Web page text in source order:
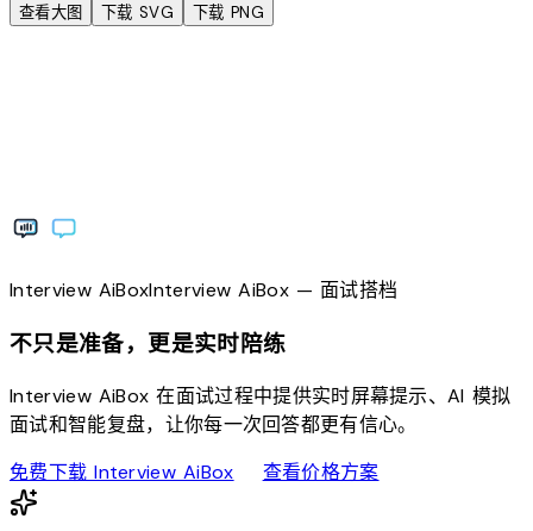
查看大图 下载 SVG 下载 PNG
Interview AiBoxInterviewAiBox— 面试搭档
不只是准备，更是实时陪练
Interview AiBox 在面试过程中提供实时屏幕提示、AI 模拟
面试和智能复盘，让你每一次回答都更有信心。
免费下载 Interview AiBoxdownload查看价格方案sell